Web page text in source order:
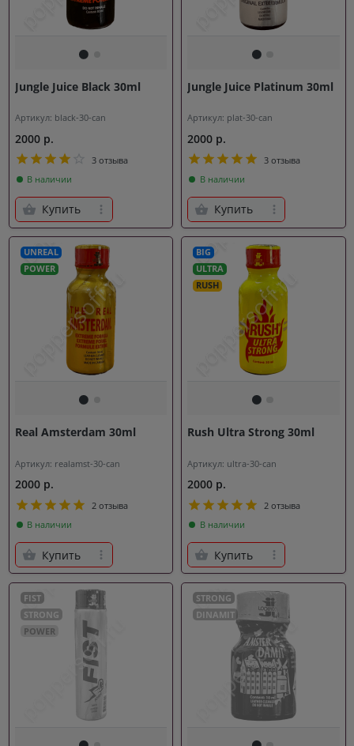
Jungle Juice Black 30ml
Артикул: black-30-can
2000 р.
3 отзыва
В наличии
Купить
Jungle Juice Platinum 30ml
Артикул: plat-30-can
2000 р.
3 отзыва
В наличии
Купить
UNREAL
POWER
Real Amsterdam 30ml
Артикул: realamst-30-can
2000 р.
2 отзыва
В наличии
Купить
BIG
ULTRA
RUSH
Rush Ultra Strong 30ml
Артикул: ultra-30-can
2000 р.
2 отзыва
В наличии
Купить
FIST
STRONG
POWER
STRONG
DINAMIT